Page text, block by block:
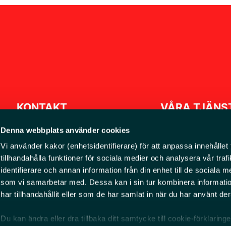
Denna webbplats använder cookies
Vi använder kakor (enhetsidentifierare) för att anpassa
tillhandahålla funktioner för sociala medier och analysera vår
identifierare och annan information från din enhet till de sociala
som vi samarbetar med. Dessa kan i sin tur kombinera
har tillhandahållit eller som de har samlat in när du har använt
Du kan ändra eller dra tillbaka ditt samtycke till cookie-
KONTAKT
08-594 768 30
info@ems.se
Brandbacksvägen 3, 195 72
Hitta våra återförsäljare
VÅRA
Våra
Redskap och
Service och